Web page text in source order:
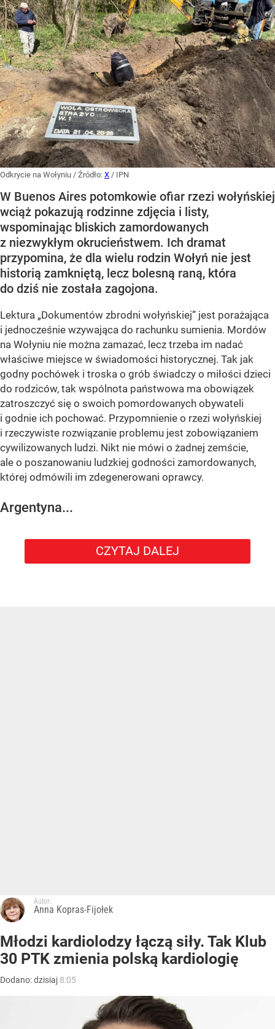
Odkrycie na Wołyniu / Źródło: X / IPN
W Buenos Aires potomkowie ofiar rzezi wołyńskiej
wciąż pokazują rodzinne zdjęcia i listy,
wspominając bliskich zamordowanych
z niezwykłym okrucieństwem. Ich dramat
przypomina, że dla wielu rodzin Wołyń nie jest
historią zamkniętą, lecz bolesną raną, która
do dziś nie została zagojona.
Lektura „Dokumentów zbrodni wołyńskiej” jest porażająca
i jednocześnie wzywająca do rachunku sumienia. Mordów
na Wołyniu nie można zamazać, lecz trzeba im nadać
właściwe miejsce w świadomości historycznej. Tak jak
godny pochówek i troska o grób świadczy o miłości dzieci
do rodziców, tak wspólnota państwowa ma obowiązek
zatroszczyć się o swoich pomordowanych obywateli
i godnie ich pochować. Przypomnienie o rzezi wołyńskiej
i rzeczywiste rozwiązanie problemu jest zobowiązaniem
cywilizowanych ludzi. Nikt nie mówi o żadnej zemście,
ale o poszanowaniu ludzkiej godności zamordowanych,
której odmówili im zdegenerowani oprawcy.
Argentyna...
CZYTAJ DALEJ
Autor:
Anna Kopras-Fijołek
Młodzi kardiolodzy łączą siły. Tak Klub
30 PTK zmienia polską kardiologię
Dodano:dzisiaj 8:05